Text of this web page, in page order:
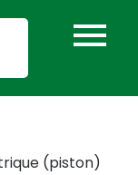
(piston)